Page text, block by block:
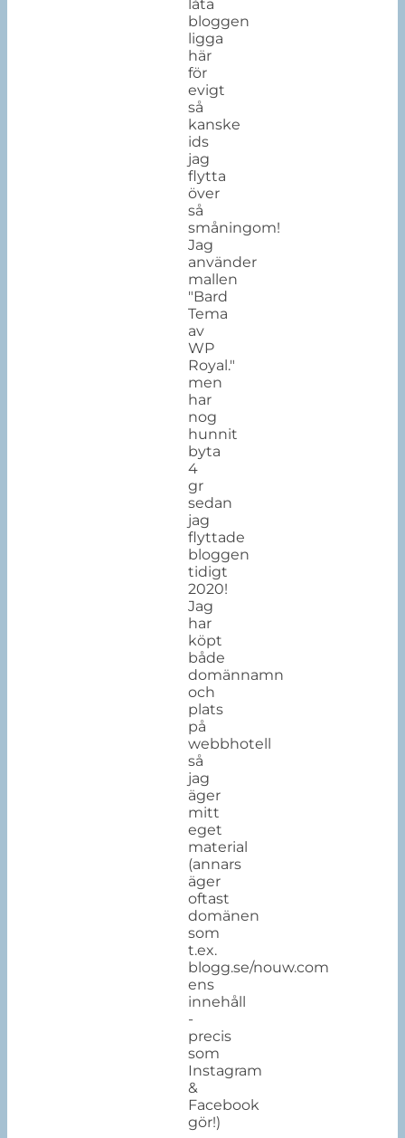
låta
bloggen
ligga
här
för
evigt
så
kanske
ids
jag
flytta
över
så
småningom!
Jag
använder
mallen
"Bard
Tema
av
WP
Royal."
men
har
nog
hunnit
byta
4
gr
sedan
jag
flyttade
bloggen
tidigt
2020!
Jag
har
köpt
både
domännamn
och
plats
på
webbhotell
så
jag
äger
mitt
eget
material
(annars
äger
oftast
domänen
som
t.ex.
blogg.se/nouw.com
ens
innehåll
-
precis
som
Instagram
&
Facebook
gör!)